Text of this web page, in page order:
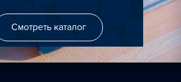
Смотреть каталог